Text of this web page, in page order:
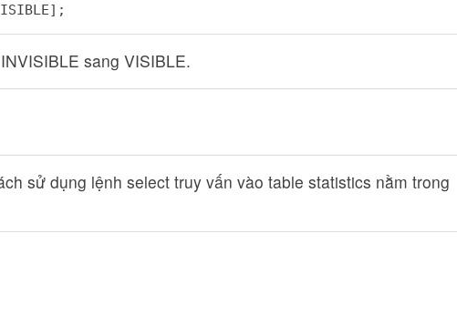
sang VISIBLE.
sử dụng lệnh select truy vấn vào table statistics nằm trong